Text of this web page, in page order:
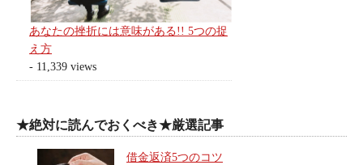
あなたの挫折には意味がある!! 5つの捉
え方
- 11,339 views
★絶対に読んでおくべき★厳選記事
借金返済5つのコツ